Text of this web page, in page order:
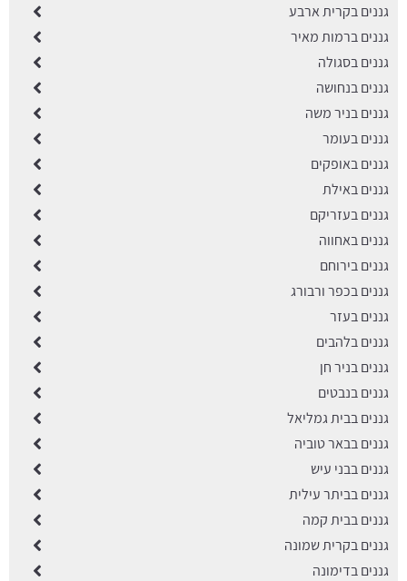
גננים בקרית ארבע
גננים ברמות מאיר
גננים בסגולה
גננים בנחושה
גננים בניר משה
גננים בעומר
גננים באופקים
גננים באילת
גננים בעזריקם
גננים באחווה
גננים בירוחם
גננים בכפר ורבורג
גננים בעזר
גננים בלהבים
גננים בניר חן
גננים בנבטים
גננים בבית גמליאל
גננים בבאר טוביה
גננים בבני עיש
גננים בביתר עילית
גננים בבית קמה
גננים בקרית שמונה
גננים בדימונה